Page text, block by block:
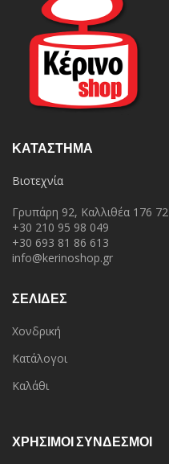
ΚΑΤΆΣΤΗΜΑ
Βιοτεχνία
Γρυπάρη 92, Καλλιθέα 176 72
+30 210 95 98 049
+30 693 81 86 613
info@kerinoshop.gr
ΣΕΛΙΔΕΣ
Χονδρική
Κατάλογοι
Καλάθι
ΧΡΗΣΙΜΟΙ ΣΥΝΔΕΣΜΟΙ